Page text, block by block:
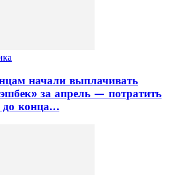
начали выплачивать
за апрель — потратить
конца…